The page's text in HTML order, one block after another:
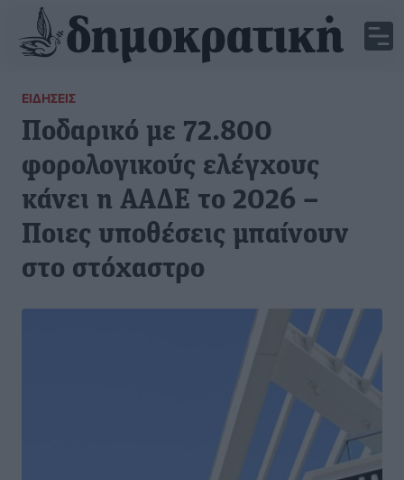
ΕΙΔΉΣΕΙΣ
Ποδαρικό με 72.800
φορολογικούς ελέγχους
κάνει η ΑΑΔΕ το 2026 –
Ποιες υποθέσεις μπαίνουν
στο στόχαστρο